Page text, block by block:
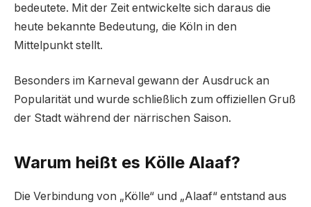
bedeutete. Mit der Zeit entwickelte sich daraus die
heute bekannte Bedeutung, die Köln in den
Mittelpunkt stellt.
Besonders im Karneval gewann der Ausdruck an
Popularität und wurde schließlich zum offiziellen Gruß
der Stadt während der närrischen Saison.
Warum heißt es Kölle Alaaf?
Die Verbindung von „Kölle“ und „Alaaf“ entstand aus